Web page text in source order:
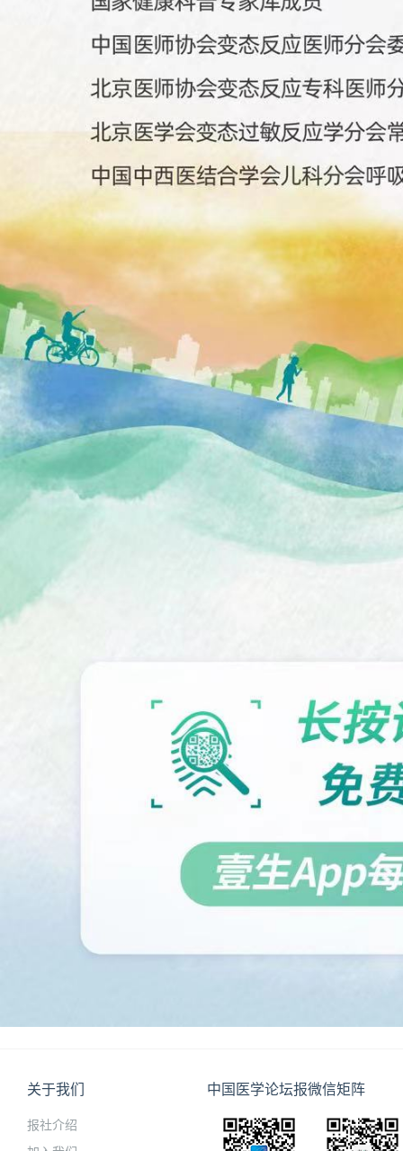
关于我们
报社介绍
中国医学论坛报微信矩阵